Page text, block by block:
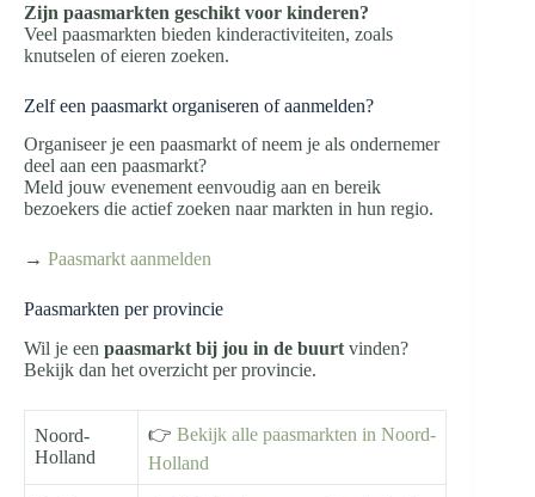
Zijn paasmarkten geschikt voor kinderen?
Veel paasmarkten bieden kinderactiviteiten, zoals
knutselen of eieren zoeken.
Zelf een paasmarkt organiseren of aanmelden?
Organiseer je een paasmarkt of neem je als ondernemer
deel aan een paasmarkt?
Meld jouw evenement eenvoudig aan en bereik
bezoekers die actief zoeken naar markten in hun regio.
→ Paasmarkt aanmelden
Paasmarkten per provincie
Wil je een paasmarkt bij jou in de buurt vinden?
Bekijk dan het overzicht per provincie.
Noord-
Holland
👉 Bekijk alle paasmarkten in Noord-
Holland